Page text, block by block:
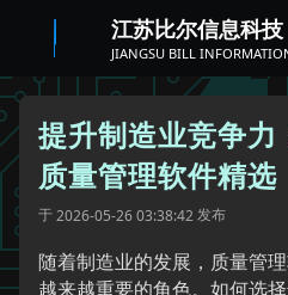
江苏比尔信息科技
JIANGSU BILL
提升制造业竞争
质量管理软件精选
于2026-05-26 03:38:42发布
随着制造业的发展，质量管
越来越重要的角色。如何选